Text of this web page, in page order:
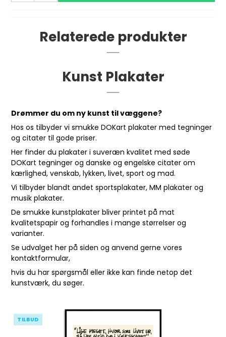
Relaterede produkter
Kunst Plakater
Drømmer du om ny kunst til væggene?
Hos os tilbyder vi smukke DOKart plakater med tegninger
og citater til gode priser.
Her finder du plakater i suveræn kvalitet med søde
DOKart tegninger og danske og engelske citater om
kærlighed, venskab, lykken, livet, sport og mad.
Vi tilbyder blandt andet sportsplakater, MM plakater og
musik plakater.
De smukke kunstplakater bliver printet på mat
kvalitetspapir og forhandles i mange størrelser og
varianter.
Se udvalget her på siden og anvend gerne vores
kontaktformular,
hvis du har spørgsmål eller ikke kan finde netop det
kunstværk, du søger.
TILBUD